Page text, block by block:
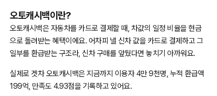
오토캐시백이란?
오토캐시백은 자동차를 카드로 결제할 때, 차값의 일정 비율을 현금
으로 돌려받는 혜택이에요. 어차피 낼 신차 값을 카드로 결제하고 그
일부를 환급받는 구조라, 신차 구매를 앞뒀다면 놓치기 아까워요.
실제로 겟차 오토캐시백은 지금까지 이용자 4만 9천명, 누적 환급액
199억, 만족도 4.93점을 기록하고 있어요.